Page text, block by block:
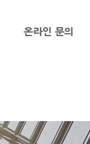
온라인 문의